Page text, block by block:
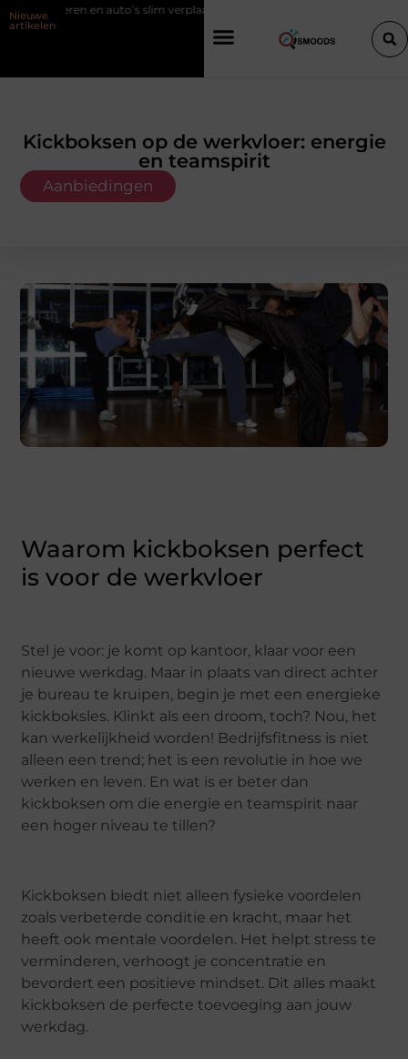
Nieuwe
artikelen
slim verplaatsen met twee liften naast elkaar
Kickboksen op de werkvloer: energie
en teamspirit
Aanbiedingen
Waarom kickboksen perfect
is voor de werkvloer
Stel je voor: je komt op kantoor, klaar voor een
nieuwe werkdag. Maar in plaats van direct achter
je bureau te kruipen, begin je met een energieke
kickboksles. Klinkt als een droom, toch? Nou, het
kan werkelijkheid worden! Bedrijfsfitness is niet
alleen een trend; het is een revolutie in hoe we
werken en leven. En wat is er beter dan
kickboksen om die energie en teamspirit naar
een hoger niveau te tillen?
Kickboksen biedt niet alleen fysieke voordelen
zoals verbeterde conditie en kracht, maar het
heeft ook mentale voordelen. Het helpt stress te
verminderen, verhoogt je concentratie en
bevordert een positieve mindset. Dit alles maakt
kickboksen de perfecte toevoeging aan jouw
werkdag.